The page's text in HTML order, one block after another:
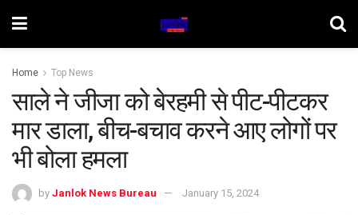
Home Top News
साले ने जीजा को बेरहमी से पीट-पीटकर
मार डाला, बीच-बचाव करने आए लोगों पर
भी बोला हमला
by Janlok News Bureau January 15, 2024